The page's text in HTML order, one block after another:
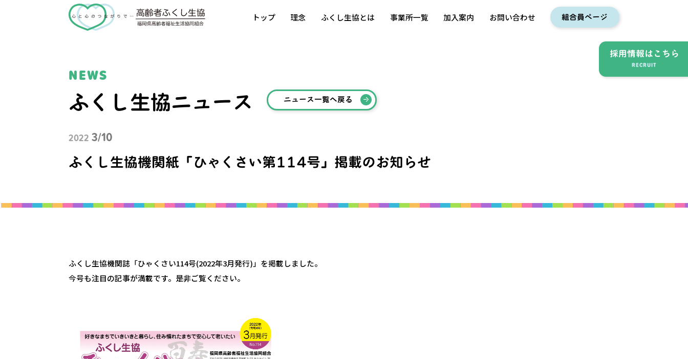
トップ 理念 ふくし生協とは 事業所一覧 加入案内 お問い合わせ 組合員ページ
採用情報はこちら
RECRUIT
NEWS
ふくし生協ニュース ニュース一覧へ戻る
2022 3/10
ふくし生協機関紙「ひゃくさい第114号」掲載のお知らせ
ふくし生協機関誌「ひゃくさい114号(2022年3月発行)」を掲載しました。
今号も注目の記事が満載です。是非ご覧ください。